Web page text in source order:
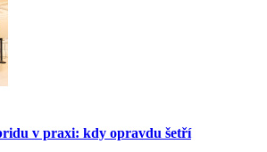
v praxi: kdy opravdu šetří